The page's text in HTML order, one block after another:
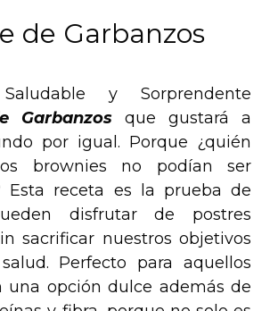
de Garbanzos
y Sorprendente
Garbanzos que gustará a
por igual. Porque ¿quién
brownies no podían ser
Esta receta es la prueba de
disfrutar de postres
sacrificar nuestros objetivos
Perfecto para aquellos
una opción dulce además de